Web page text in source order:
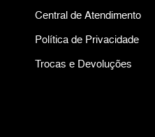
Central de Atendimento
Política de Privacidade
Trocas e Devoluções